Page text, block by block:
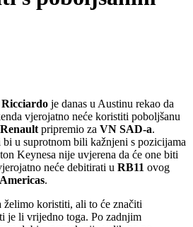
je danas u Austinu rekao da
vjerojatno neće koristiti poboljšanu
Renault pripremio za VN SAD-a.
u suprotnom bili kažnjeni s pozicijama
Keynesa nije uvjerena da će one biti
neće debitirati u RB11 ovog
.
želimo koristiti, ali to će značiti
je li vrijedno toga. Po zadnjim